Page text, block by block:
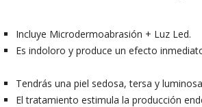
Incluye Microdermoabrasión + Luz Led.
Es indoloro y produce un efecto
Tendrás una piel sedosa, tersa y
El tratamiento estimula la producción